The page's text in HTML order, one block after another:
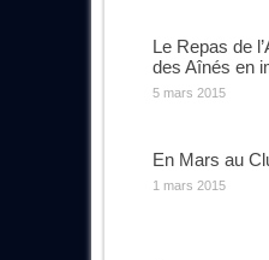
Le Repas de
des Aînés en
5 mars 2015
En Mars au
1 mars 2015